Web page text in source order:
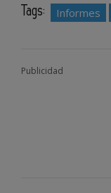
Tags: Informes
Publicidad